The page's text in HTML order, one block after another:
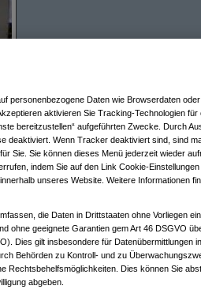
personenbezogene Daten wie Browserdaten
aktivieren Sie Tracking-Technologien für
bereitzustellen“ aufgeführten Zwecke. Durch
deaktiviert. Wenn Tracker deaktiviert sind, sind
Sie. Sie können dieses Menü jederzeit wieder
indem Sie auf den Link Cookie-
unseres Website. Weitere Informationen
die Daten in Drittstaaten ohne Vorliegen
ohne geeignete Garantien gem Art 46 DSGVO
Dies gilt insbesondere für Datenübermittlungen
Behörden zu Kontroll- und zu
Rechtsbehelfsmöglichkeiten. Dies können Sie
abgeben.